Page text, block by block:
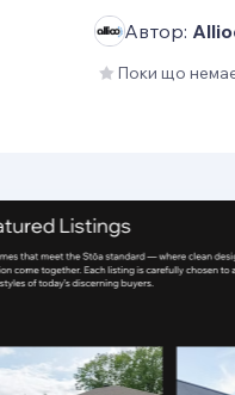
Автор:
Поки що немає